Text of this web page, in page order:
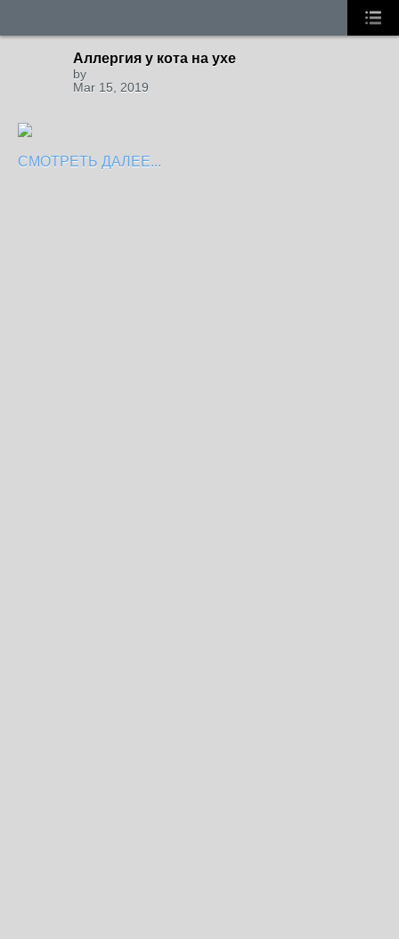
Аллергия у кота на ухе
by
Mar 15, 2019
СМОТРЕТЬ ДАЛЕЕ...